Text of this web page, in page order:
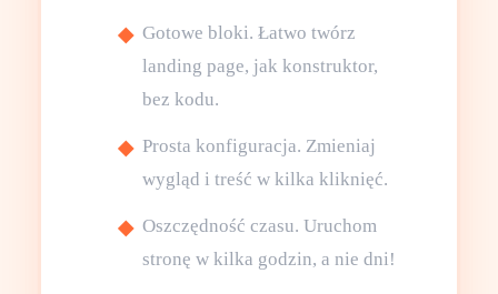
Gotowe bloki. Łatwo twórz
landing page, jak konstruktor,
bez kodu.
Prosta konfiguracja. Zmieniaj
wygląd i treść w kilka kliknięć.
Oszczędność czasu. Uruchom
stronę w kilka godzin, a nie dni!